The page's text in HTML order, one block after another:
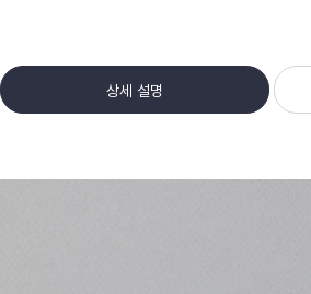
상세 설명